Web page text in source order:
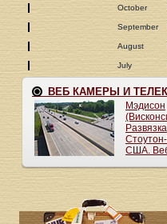
October
September
August
July